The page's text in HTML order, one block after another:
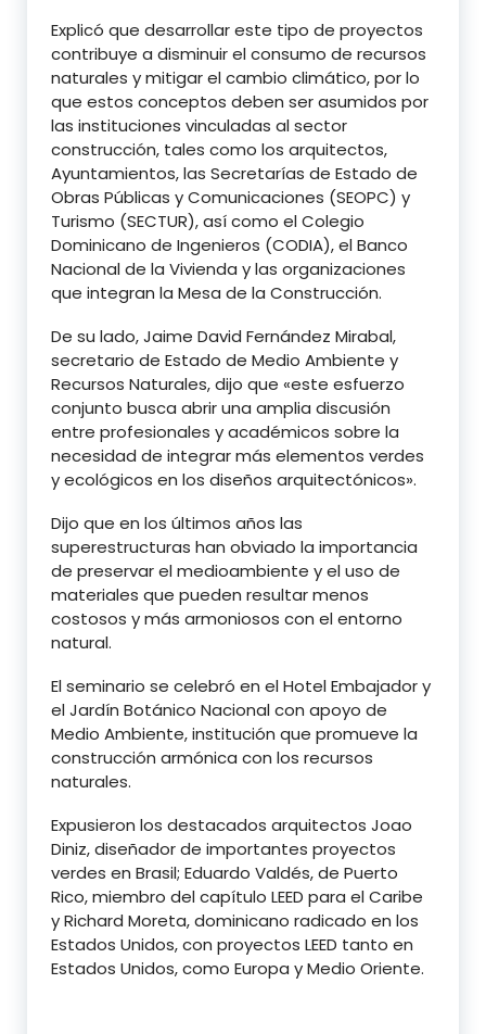
Explicó que desarrollar este tipo de proyectos
contribuye a disminuir el consumo de recursos
naturales y mitigar el cambio climático, por lo
que estos conceptos deben ser asumidos por
las instituciones vinculadas al sector
construcción, tales como los arquitectos,
Ayuntamientos, las Secretarías de Estado de
Obras Públicas y Comunicaciones (SEOPC) y
Turismo (SECTUR), así como el Colegio
Dominicano de Ingenieros (CODIA), el Banco
Nacional de la Vivienda y las organizaciones
que integran la Mesa de la Construcción.
De su lado, Jaime David Fernández Mirabal,
secretario de Estado de Medio Ambiente y
Recursos Naturales, dijo que «este esfuerzo
conjunto busca abrir una amplia discusión
entre profesionales y académicos sobre la
necesidad de integrar más elementos verdes
y ecológicos en los diseños arquitectónicos».
Dijo que en los últimos años las
superestructuras han obviado la importancia
de preservar el medioambiente y el uso de
materiales que pueden resultar menos
costosos y más armoniosos con el entorno
natural.
El seminario se celebró en el Hotel Embajador y
el Jardín Botánico Nacional con apoyo de
Medio Ambiente, institución que promueve la
construcción armónica con los recursos
naturales.
Expusieron los destacados arquitectos Joao
Diniz, diseñador de importantes proyectos
verdes en Brasil; Eduardo Valdés, de Puerto
Rico, miembro del capítulo LEED para el Caribe
y Richard Moreta, dominicano radicado en los
Estados Unidos, con proyectos LEED tanto en
Estados Unidos, como Europa y Medio Oriente.